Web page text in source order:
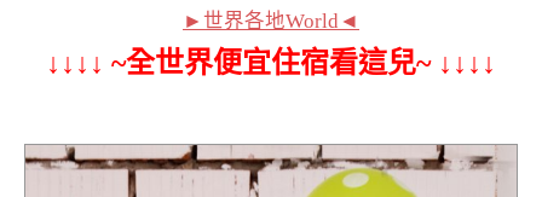
►世界各地World◄
↓↓↓↓ ~全世界便宜住宿看這兒~ ↓↓↓↓